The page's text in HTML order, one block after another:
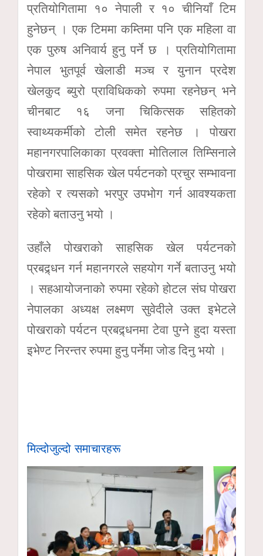
प्रतियोगितामा १० नेपाली र १० चीनियाँ टिम
हुनेछन् । एक टिममा कम्तिमा पनि एक महिला वा
एक पुरुष अनिवार्य हुनु पर्ने छ । प्रतियोगितामा
नेपाल भुतपूर्व खेलाडी मञ्च र युनान प्रदेश
खेलकुद ब्युरो प्राविधिकको रुपमा रहनेछन् भने
चीनबाट १६ जना चिकित्सक सहितको
स्वाथ्यकर्मीको टोली समेत रहनेछ । पोखरा
महानगरपालिकाका प्रवक्ता मोतिलाल तिम्सिनाले
पोखरामा साहसिक खेल पर्यटनको प्रचुर सम्भावना
रहेको र त्यसको भरपुर उपभोग गर्न आवश्यकता
रहेको बताउनु भयो ।
उहाँले पोखराको साहसिक खेल पर्यटनको
प्रबद्र्धन गर्न महानगरले सहयोग गर्ने बताउनु भयो
। सहआयोजनाको रुपमा रहेको होटल संघ पोखरा
नेपालका अध्यक्ष लक्ष्मण सुवेदीले उक्त इभेटले
पोखराको पर्यटन प्रबद्र्धनमा टेवा पुग्ने हुदा यस्ता
इभेण्ट निरन्तर रुपमा हुनु पर्नेमा जोड दिनु भयो ।
मिल्दोजुल्दो समाचारहरू